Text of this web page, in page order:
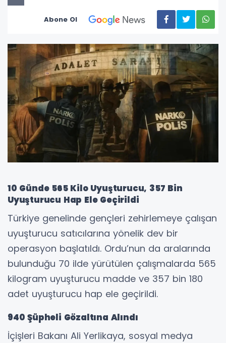
Abone Ol
10 Günde 565 Kilo Uyuşturucu, 357 Bin
Uyuşturucu Hap Ele Geçirildi
Türkiye genelinde gençleri zehirlemeye çalışan
uyuşturucu satıcılarına yönelik dev bir
operasyon başlatıldı. Ordu’nun da aralarında
bulunduğu 70 ilde yürütülen çalışmalarda 565
kilogram uyuşturucu madde ve 357 bin 180
adet uyuşturucu hap ele geçirildi.
940 Şüpheli Gözaltına Alındı
İçişleri Bakanı Ali Yerlikaya, sosyal medya